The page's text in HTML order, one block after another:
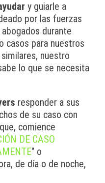
y guiarle a
por las fuerzas
durante
casos para nuestros
nuestro
lo que se necesita
responder a sus
de su caso con
comience
DE CASO
" o
de día o de noche,